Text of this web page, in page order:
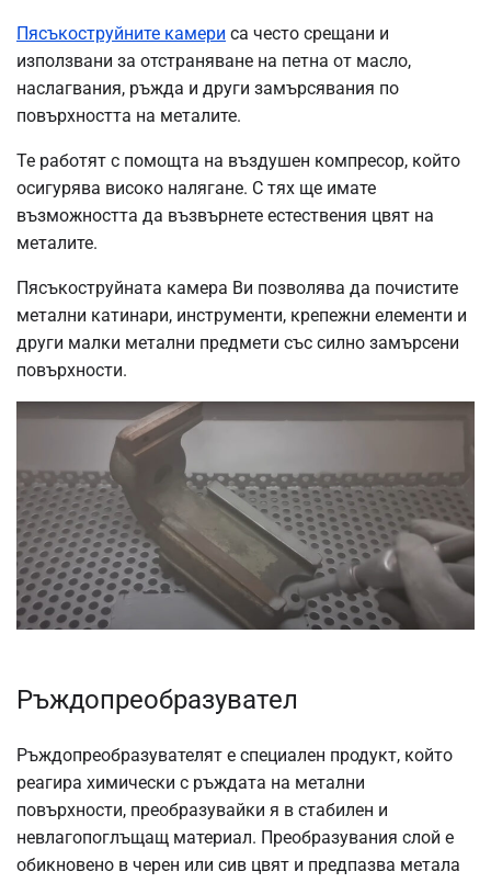
Пясъкоструйните камери са често срещани и
използвани за отстраняване на петна от масло,
наслагвания, ръжда и други замърсявания по
повърхността на металите.
Те работят с помощта на въздушен компресор, който
осигурява високо налягане. С тях ще имате
възможността да възвърнете естествения цвят на
металите.
Пясъкоструйната камера Ви позволява да почистите
метални катинари, инструменти, крепежни елементи и
други малки метални предмети със силно замърсени
повърхности.
Ръждопреобразувател
Ръждопреобразувателят е специален продукт, който
реагира химически с ръждата на метални
повърхности, преобразувайки я в стабилен и
невлагопоглъщащ материал. Преобразувания слой е
обикновено в черен или сив цвят и предпазва метала